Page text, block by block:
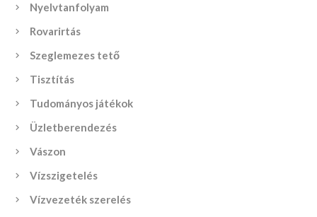
Nyelvtanfolyam
Rovarirtás
Szeglemezes tető
Tisztítás
Tudományos játékok
Üzletberendezés
Vászon
Vízszigetelés
Vízvezeték szerelés